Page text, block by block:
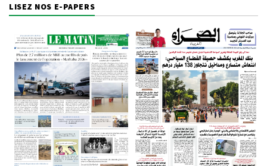
LISEZ NOS E-PAPERS